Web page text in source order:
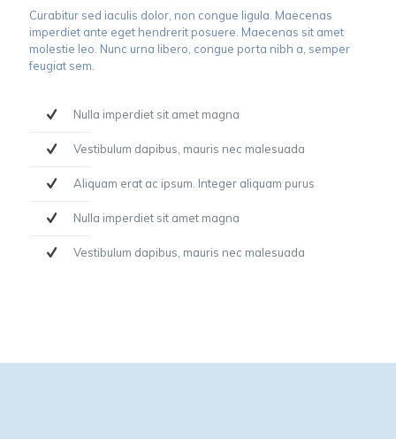
Curabitur sed iaculis dolor, non congue ligula. Maecenas
imperdiet ante eget hendrerit posuere. Maecenas sit amet
molestie leo. Nunc urna libero, congue porta nibh a, semper
feugiat sem.
Nulla imperdiet sit amet magna
Vestibulum dapibus, mauris nec malesuada
Aliquam erat ac ipsum. Integer aliquam purus
Nulla imperdiet sit amet magna
Vestibulum dapibus, mauris nec malesuada